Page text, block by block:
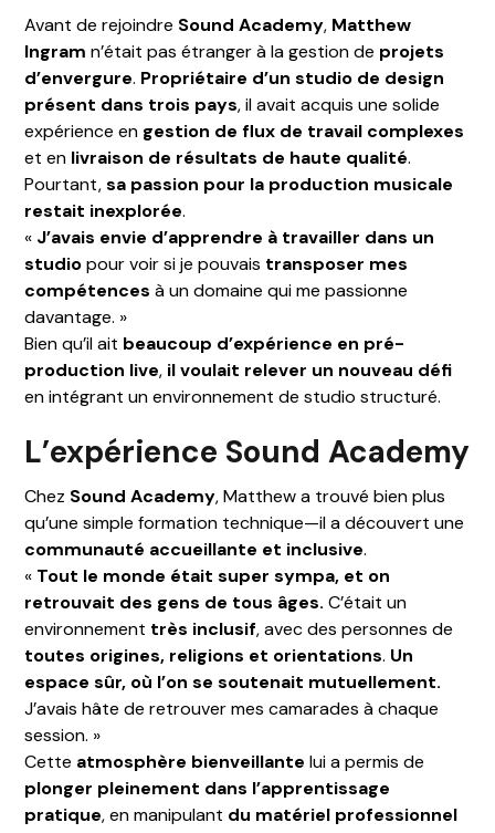
Avant de rejoindre Sound Academy, Matthew
Ingram n’était pas étranger à la gestion de projets
d’envergure. Propriétaire d’un studio de design
présent dans trois pays, il avait acquis une solide
expérience en gestion de flux de travail complexes
et en livraison de résultats de haute qualité.
Pourtant,sa passion pour la production musicale
restait inexplorée.
« J’avais envie d’apprendre à travailler dans un
studiopour voir si je pouvais transposer mes
compétences à un domaine qui me passionne
davantage. »
Bien qu’il ait beaucoup d’expérience en pré-
production live, il voulait relever un nouveau défi
en intégrant un environnement de studio structuré.
L’expérience Sound Academy
Chez Sound Academy, Matthew a trouvé bien plus
qu’une simple formation technique—il a découvert une
communauté accueillante et inclusive.
« Tout le monde était super sympa, et on
retrouvait des gens de tous âges. C’était un
environnement très inclusif, avec des personnes de
toutes origines, religions et orientations. Un
espace sûr, où l’on se soutenait mutuellement.
J’avais hâte de retrouver mes camarades à chaque
session. »
Cette atmosphère bienveillante lui a permis de
plonger pleinement dans l’apprentissage
pratique, en manipulant du matériel professionnel